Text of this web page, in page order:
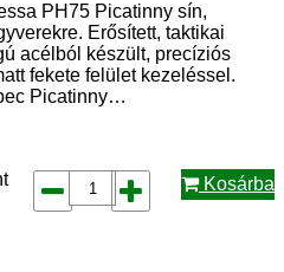
PH75 Picatinny sín,
Erősített, taktikai
acélból készült, precíziós
fekete felület kezeléssel.
Picatinny…
Kosárba